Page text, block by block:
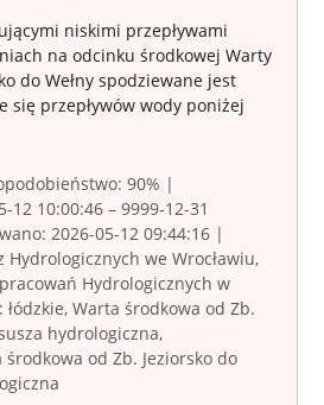
niskimi przepływami
na odcinku środkowej Warty
do Wełny spodziewane jest
się przepływów wody poniżej
90% |
12 10:00:46 – 9999-12-31
2026-05-12 09:44:16 |
Hydrologicznych we Wrocławiu,
Hydrologicznych w
Warta środkowa od Zb.
hydrologiczna,
od Zb. Jeziorsko do